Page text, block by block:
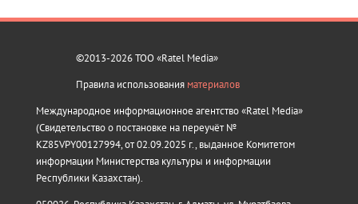
©2013-2026 ТОО «Ratel Media»
Правила использования материалов
Международное информационное агентство «Ratel Media»
(Свидетельство о постановке на переучёт №
KZ85VPY00127994, от 02.09.2025 г., выданное Комитетом
информации Министерства культуры и информации
Республики Казахстан).